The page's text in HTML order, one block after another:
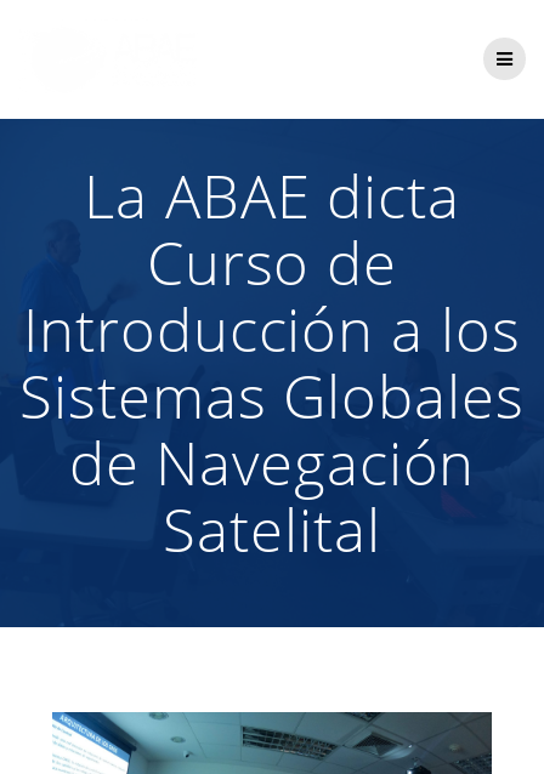
La ABAE dicta
Curso de
Introducción a los
Sistemas Globales
de Navegación
Satelital